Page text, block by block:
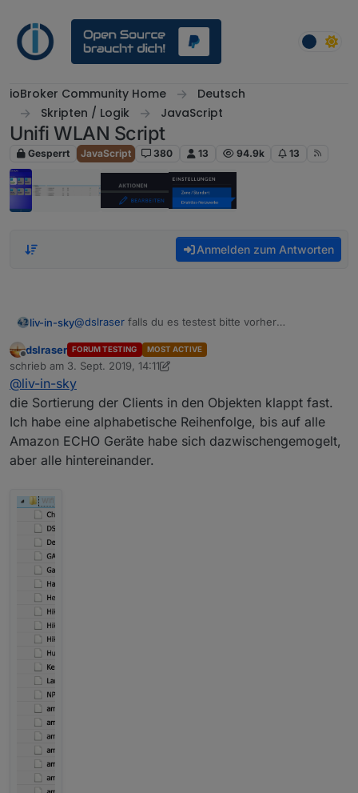
ioBroker Community Home
Deutsch
Skripten / Logik
JavaScript
Unifi WLAN Script
Gesperrt JavaScript 380 13 94.9k 13
Anmelden zum Antworten
liv-in-sky@dslraser falls du es testest bitte vorher
gehe jetzt kurz rasenmähen - muss mal vom rechner
weg :-)
Offline
dslraser FORUM TESTING MOST ACTIVE
schrieb am 3. Sept. 2019, 14:11
zuletzt editiert von dslraser9. März 2019, 16:28
@liv-in-sky
die Sortierung der Clients in den Objekten klappt fast.
Ich habe eine alphabetische Reihenfolge, bis auf alle
Amazon ECHO Geräte habe sich dazwischengemogelt,
aber alle hintereinander.